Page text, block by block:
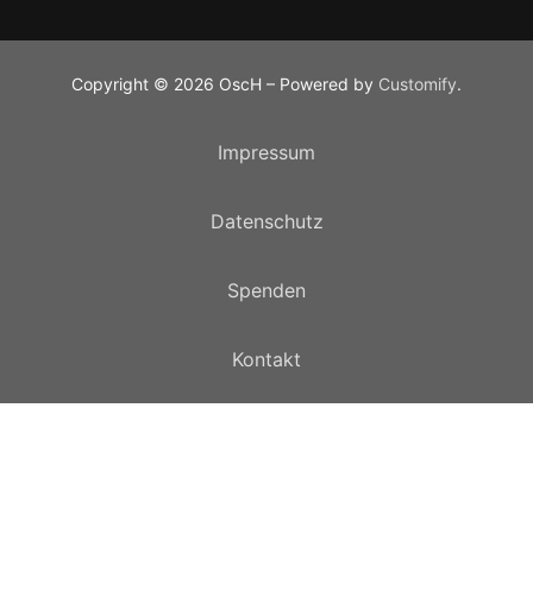
Copyright © 2026 OscH – Powered by Customify.
Impressum
Datenschutz
Spenden
Kontakt